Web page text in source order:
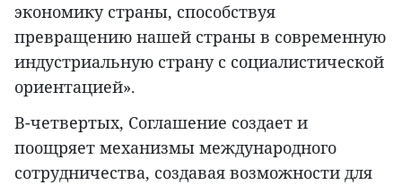
экономику страны, способствуя
превращению нашей страны в современную
индустриальную страну с социалистической
ориентацией».
В-четвертых, Соглашение создает и
поощряет механизмы международного
сотрудничества, создавая возможности для